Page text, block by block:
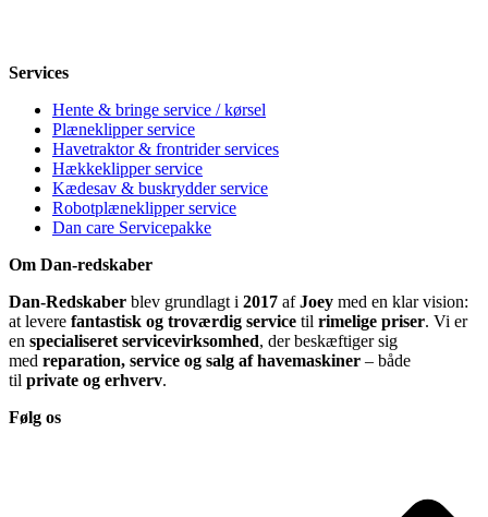
Services
Hente & bringe service / kørsel
Plæneklipper service
Havetraktor & frontrider services
Hækkeklipper service
Kædesav & buskrydder service
Robotplæneklipper service
Dan care Servicepakke
Om Dan-redskaber
Dan-Redskaber blev grundlagt i 2017 afJoey med en klar vision:
at levere fantastisk og troværdig service til rimelige priser. Vi er
en specialiseret servicevirksomhed, der beskæftiger sig
med reparation, service og salg af havemaskiner – både
til private og erhverv.
Følg os